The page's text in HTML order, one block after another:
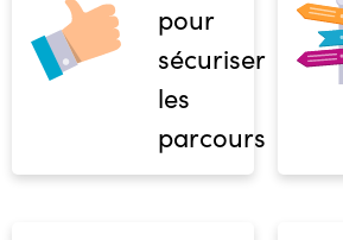
pour
sécuriser
les
parcours